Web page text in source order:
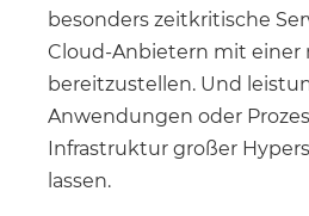
besonders zeitkritische
Cloud-Anbietern mit einer
bereitzustellen. Und
Anwendungen oder
Infrastruktur großer
lassen.